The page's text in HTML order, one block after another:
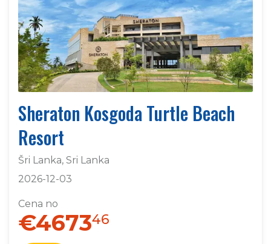
Sheraton Kosgoda Turtle Beach
Resort
Šri Lanka, Sri Lanka
2026-12-03
Cena no
€467346